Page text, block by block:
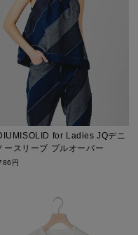
for Ladies JQデニ
ースリーブ プルオーバー
円